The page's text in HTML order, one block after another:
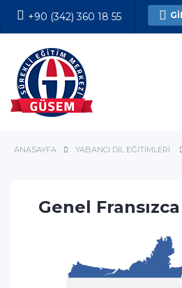
+90 (342) 360 18 55
Kesin Kayıt Formu
ANASAYFA YABANCI DIL EĞITIMLERI
Genel